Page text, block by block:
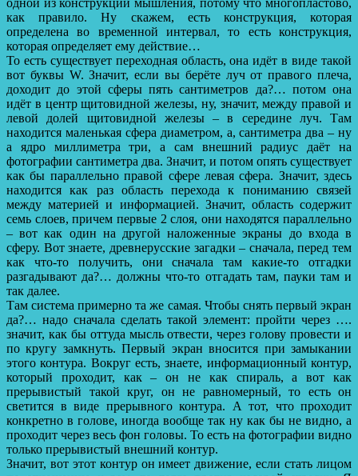
одной из конструкций мышления, потому что многопластово,
как правило. Ну скажем, есть конструкция, которая
определена во временной интервал, то есть конструкция,
которая определяет ему действие…
То есть существует переходная область, она идёт в виде такой
вот буквы W. Значит, если вы берёте луч от правого плеча,
доходит до этой сферы пять сантиметров да?… потом она
идёт в центр щитовидной железы, ну, значит, между правой и
левой долей щитовидной железы – в середине луч. Там
находится маленькая сфера диаметром, а, сантиметра два – ну
а ядро миллиметра три, а сам внешний радиус даёт на
фотографии сантиметра два. Значит, и потом опять существует
как бы параллельно правой сфере левая сфера. Значит, здесь
находится как раз область перехода к пониманию связей
между материей и информацией. Значит, область содержит
семь слоев, причем первые 2 слоя, они находятся параллельно
– вот как один на другой наложенные экраны до входа в
сферу. Вот знаете, древнерусские загадки – сначала, перед тем
как что-то получить, они сначала там какие-то отгадки
разгадывают да?… должны что-то отгадать там, пауки там и
так далее.
Там система примерно та же самая. Чтобы снять первый экран
да?… надо сначала сделать такой элемент: пройти через ….
значит, как бы оттуда мысль отвести, через голову провести и
по кругу замкнуть. Первый экран вносится при замыкании
этого контура. Вокруг есть, знаете, информационный контур,
который проходит, как – он не как спираль, а вот как
прерывистый такой круг, он не равномерный, то есть он
светится в виде прерывного контура. А тот, что проходит
конкретно в голове, иногда вообще так ну как бы не видно, а
проходит через весь фон головы. То есть на фотографии видно
только прерывистый внешний контур.
Значит, вот этот контур он имеет движение, если стать лицом